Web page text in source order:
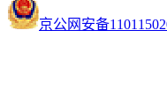
京公网安备